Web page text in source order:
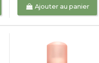
Ajouter au panier